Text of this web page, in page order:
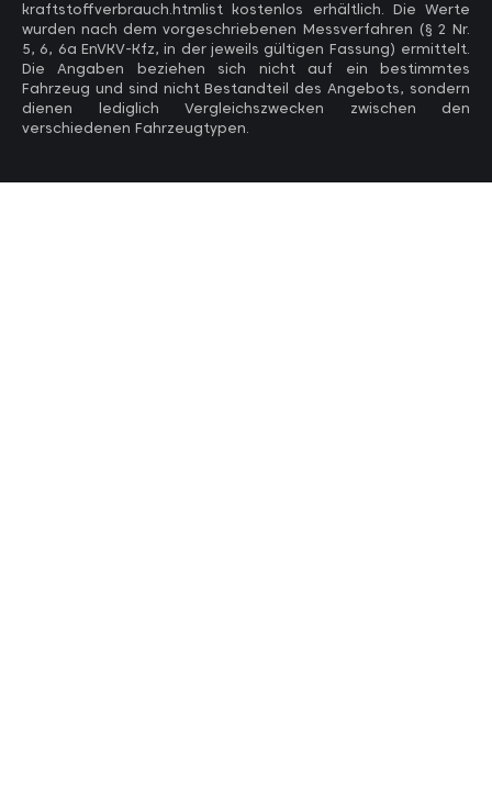
kraftstoffverbrauch.htmlist kostenlos erhältlich. Die Werte
wurden nach dem vorgeschriebenen Messverfahren (§ 2 Nr.
5, 6, 6a EnVKV-Kfz, in der jeweils gültigen Fassung) ermittelt.
Die Angaben beziehen sich nicht auf ein bestimmtes
Fahrzeug und sind nicht Bestandteil des Angebots, sondern
dienen lediglich Vergleichszwecken zwischen den
verschiedenen Fahrzeugtypen.